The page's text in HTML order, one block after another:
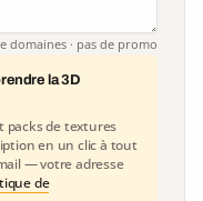
domaines · pas de promo
la 3D
packs de textures
en un clic à tout
— votre adresse
de